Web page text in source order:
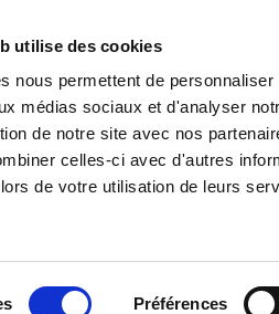
utilise des cookies
nous permettent de
médias sociaux et d'analyser
de notre site avec nos
celles-ci avec d'autres
de votre utilisation de leurs
Préférences
Home